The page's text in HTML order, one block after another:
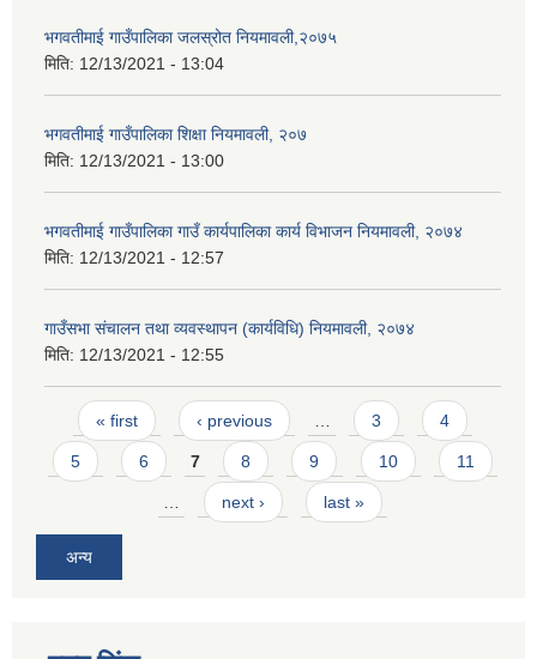
भगवतीमाई गाउँपालिका जलस्रोत नियमावली,२०७५
मिति: 12/13/2021 - 13:04
भगवतीमाई गाउँपालिका शिक्षा नियमावली, २०७
मिति: 12/13/2021 - 13:00
भगवतीमाई गाउँपालिका गाउँ कार्यपालिका कार्य विभाजन नियमावली, २०७४
मिति: 12/13/2021 - 12:57
गाउँसभा संचालन तथा व्यवस्थापन (कार्यविधि) नियमावली, २०७४
मिति: 12/13/2021 - 12:55
Pages
« first ‹ previous 3 4
5 6 7 8 9 10 11
next › last »
अन्य